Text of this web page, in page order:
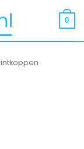
0